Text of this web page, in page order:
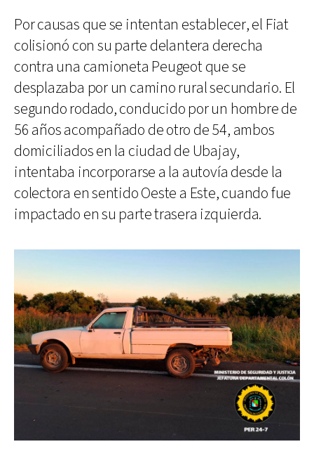
Por causas que se intentan establecer, el Fiat
colisionó con su parte delantera derecha
contra una camioneta Peugeot que se
desplazaba por un camino rural secundario. El
segundo rodado, conducido por un hombre de
56 años acompañado de otro de 54, ambos
domiciliados en la ciudad de Ubajay,
intentaba incorporarse a la autovía desde la
colectora en sentido Oeste a Este, cuando fue
impactado en su parte trasera izquierda.